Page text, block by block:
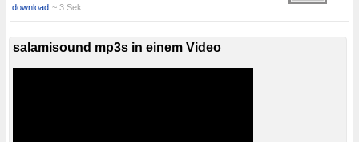
download ~ 3 Sek.
salamisound mp3s in einem Video